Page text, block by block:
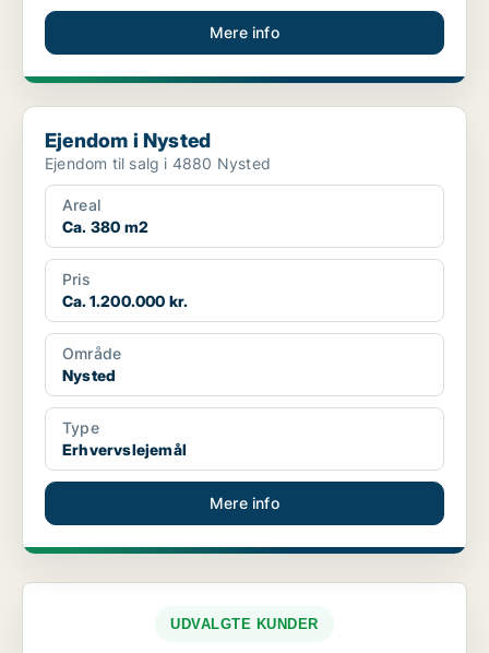
Mere info
Ejendom i Nysted
Ejendom i Nysted
Ejendom til salg i 4880 Nysted
Areal
Ca. 380 m2
Pris
Ca. 1.200.000 kr.
Område
Nysted
Type
Erhvervslejemål
Mere info
UDVALGTE KUNDER